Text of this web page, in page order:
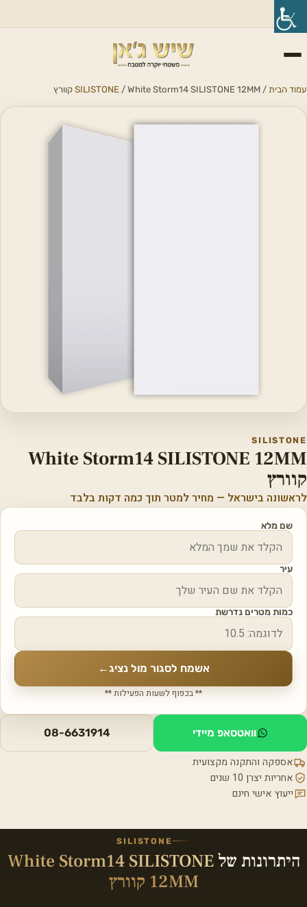
עמוד הבית /
SILISTONE / White Storm14 SILISTONE 12MM קוורץ
SILISTONE
White Storm14 SILISTONE 12MM
קוורץ
לראשונה בישראל — מחיר למטר תוך כמה דקות בלבד
שם מלא
עיר
כמות מטרים נדרשת
אשמח לסגור מול נציג←
** בכפוף לשעות הפעילות **
וואטסאפ מיידי 08-6631914
אספקה והתקנה מקצועית
אחריות יצרן 10 שנים
ייעוץ אישי חינם
SILISTONE
היתרונות שלWhite Storm14 SILISTONE
12MM קוורץ